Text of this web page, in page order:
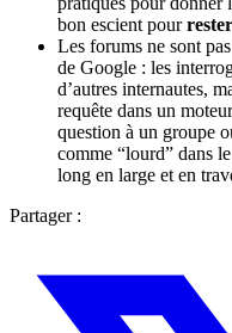
bon escient pour
Les forums ne sont
de Google : les
d’autres internautes,
requête dans un
question à un groupe
comme “lourd” dans
long en large et en
Partager :